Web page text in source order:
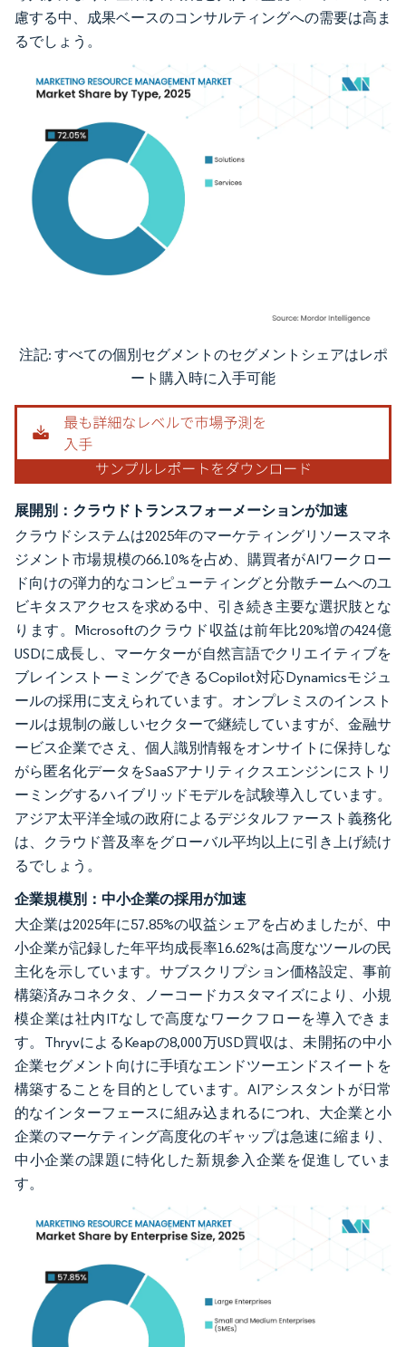
慮する中、成果ベースのコンサルティングへの需要は高ま
るでしょう。
画像 © Mordor Intelligence。再利用にはCC BY 4.0の表示が必要です。
注記: すべての個別セグメントのセグメントシェアはレポ
ート購入時に入手可能
展開別：クラウドトランスフォーメーションが加速
クラウドシステムは2025年のマーケティングリソースマネ
ジメント市場規模の66.10%を占め、購買者がAIワークロー
ド向けの弾力的なコンピューティングと分散チームへのユ
ビキタスアクセスを求める中、引き続き主要な選択肢とな
ります。Microsoftのクラウド収益は前年比20%増の424億
USDに成長し、マーケターが自然言語でクリエイティブを
ブレインストーミングできるCopilot対応Dynamicsモジュ
ールの採用に支えられています。オンプレミスのインスト
ールは規制の厳しいセクターで継続していますが、金融サ
ービス企業でさえ、個人識別情報をオンサイトに保持しな
がら匿名化データをSaaSアナリティクスエンジンにストリ
ーミングするハイブリッドモデルを試験導入しています。
アジア太平洋全域の政府によるデジタルファースト義務化
は、クラウド普及率をグローバル平均以上に引き上げ続け
るでしょう。
企業規模別：中小企業の採用が加速
大企業は2025年に57.85%の収益シェアを占めましたが、中
小企業が記録した年平均成長率16.62%は高度なツールの民
主化を示しています。サブスクリプション価格設定、事前
構築済みコネクタ、ノーコードカスタマイズにより、小規
模企業は社内ITなしで高度なワークフローを導入できま
す。ThryvによるKeapの8,000万USD買収は、未開拓の中小
企業セグメント向けに手頃なエンドツーエンドスイートを
構築することを目的としています。AIアシスタントが日常
的なインターフェースに組み込まれるにつれ、大企業と小
企業のマーケティング高度化のギャップは急速に縮まり、
中小企業の課題に特化した新規参入企業を促進していま
す。